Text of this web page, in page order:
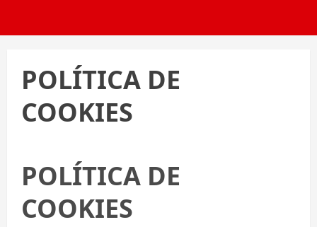
POLÍTICA DE
COOKIES
POLÍTICA DE
COOKIES